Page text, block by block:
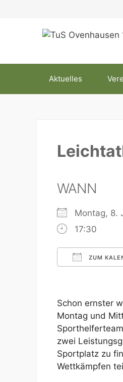
Aktuelles
WANN
Montag,
17:30
ZUM
Schon ernster
Montag und
zwei
Sportplatz zu
Wettkämpfen